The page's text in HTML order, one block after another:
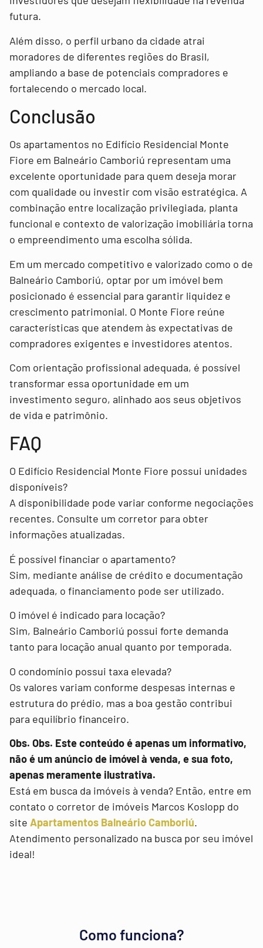
futura.
Além disso, o perfil urbano da cidade atrai
moradores de diferentes regiões do Brasil,
ampliando a base de potenciais compradores e
fortalecendo o mercado local.
Conclusão
Os apartamentos no Edifício Residencial Monte
Fiore em Balneário Camboriú representam uma
excelente oportunidade para quem deseja morar
com qualidade ou investir com visão estratégica. A
combinação entre localização privilegiada, planta
funcional e contexto de valorização imobiliária torna
o empreendimento uma escolha sólida.
Em um mercado competitivo e valorizado como o de
Balneário Camboriú, optar por um imóvel bem
posicionado é essencial para garantir liquidez e
crescimento patrimonial. O Monte Fiore reúne
características que atendem às expectativas de
compradores exigentes e investidores atentos.
Com orientação profissional adequada, é possível
transformar essa oportunidade em um
investimento seguro, alinhado aos seus objetivos
de vida e patrimônio.
FAQ
O Edifício Residencial Monte Fiore possui unidades
disponíveis?
A disponibilidade pode variar conforme negociações
recentes. Consulte um corretor para obter
informações atualizadas.
É possível financiar o apartamento?
Sim, mediante análise de crédito e documentação
adequada, o financiamento pode ser utilizado.
O imóvel é indicado para locação?
Sim, Balneário Camboriú possui forte demanda
tanto para locação anual quanto por temporada.
O condomínio possui taxa elevada?
Os valores variam conforme despesas internas e
estrutura do prédio, mas a boa gestão contribui
para equilíbrio financeiro.
Obs. Obs. Este conteúdo é apenas um informativo,
não é um anúncio de imóvel à venda, e sua foto,
apenas meramente ilustrativa.
Está em busca da imóveis à venda? Então, entre em
contato o corretor de imóveis Marcos Koslopp do
site Apartamentos Balneário Camboriú.
Atendimento personalizado na busca por seu imóvel
ideal!
Como funciona?